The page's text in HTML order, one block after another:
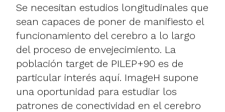
Se necesitan estudios longitudinales que
sean capaces de poner de manifiesto el
funcionamiento del cerebro a lo largo
del proceso de envejecimiento. La
población target de PILEP+90 es de
particular interés aquí. ImageH supone
una oportunidad para estudiar los
patrones de conectividad en el cerebro